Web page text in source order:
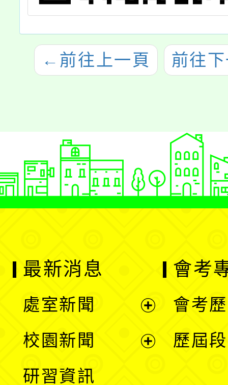
← 前往上一頁 前往
最新消息
處室新聞
校園新聞
研習資訊
會考
會考
歷屆